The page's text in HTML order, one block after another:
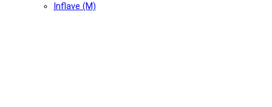
Inflave (М)